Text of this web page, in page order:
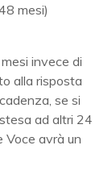
mesi)
invece di
alla risposta
se si
ad altri 24
Voce avrà un